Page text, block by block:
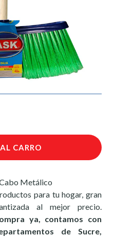
CARRO
Metálico
para tu hogar, gran
al mejor precio.
ya, contamos con
de Sucre,